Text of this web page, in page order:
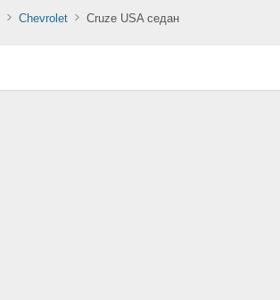
Chevrolet Cruze USA седан